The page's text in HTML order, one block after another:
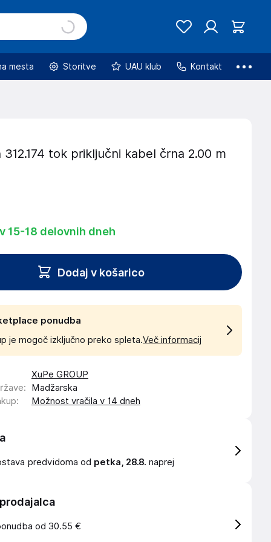
mesta Storitve UAU klub Kontakt
312.174 tok priključni kabel črna 2.00 m
15-18 delovnih dneh
Dodaj v košarico
ponudba
je mogoč izključno preko spleta.Več informacij
XuPe GROUP
:
Madžarska
: Možnost vračila v 14 dneh
predvidoma od petka, 28.8. naprej
od 30.55 €